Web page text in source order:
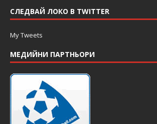
СЛЕДВАЙ ЛОКО В TWITTER
My Tweets
МЕДИЙНИ ПАРТНЬОРИ